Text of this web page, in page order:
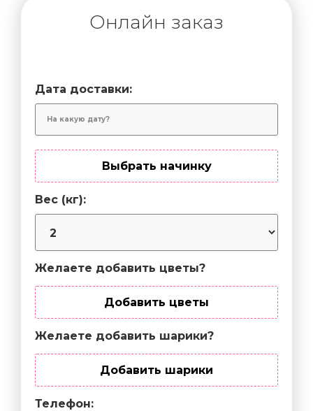
Онлайн заказ
Дата доставки:
Выбрать начинку
Вес (кг):
Желаете добавить цветы?
Добавить цветы
Желаете добавить шарики?
Добавить шарики
Телефон: